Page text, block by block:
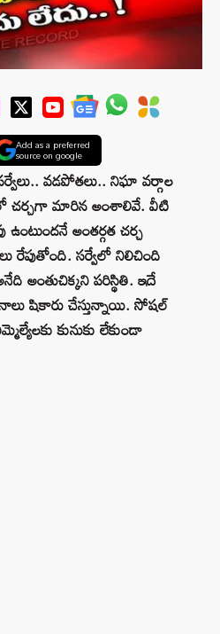
Add as a preferred
source on google
వడపోతలు.. నిఘా వర్గాల
చర్చగా మారిన అంశాలివే. వీటి
అంతర్గత చర్చ
రేపుతోంది. సర్వేలో నిలిచింది
అంతుచిక్కని పరిస్థితి. ఇదే
షికారు చేస్తున్నాయి. సోషల్
కునుకు లేకుండా